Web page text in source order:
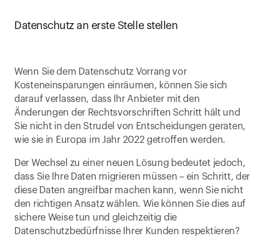
Datenschutz an erste Stelle stellen
Wenn Sie dem Datenschutz Vorrang vor
Kosteneinsparungen einräumen, können Sie sich
darauf verlassen, dass Ihr Anbieter mit den
Änderungen der Rechtsvorschriften Schritt hält und
Sie nicht in den Strudel von Entscheidungen geraten,
wie sie in Europa im Jahr 2022 getroffen werden.
Der Wechsel zu einer neuen Lösung bedeutet jedoch,
dass Sie Ihre Daten migrieren müssen – ein Schritt, der
diese Daten angreifbar machen kann, wenn Sie nicht
den richtigen Ansatz wählen. Wie können Sie dies auf
sichere Weise tun und gleichzeitig die
Datenschutzbedürfnisse Ihrer Kunden respektieren?